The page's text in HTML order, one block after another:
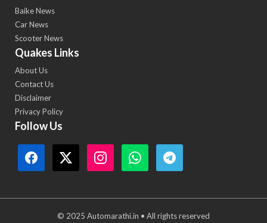
Baike News
Car News
Scooter News
Quakes Links
About Us
Contact Us
Disclaimer
Privacy Policy
Follow Us
© 2025 Automarathi.in • All rights reserved